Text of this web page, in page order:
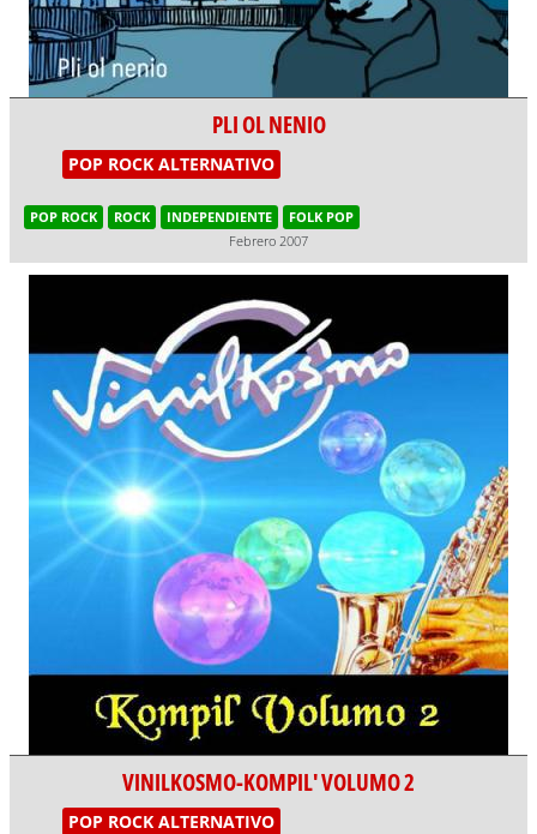
PLI OL NENIO
POP ROCK ALTERNATIVO
POP ROCK ROCK INDEPENDIENTE
FOLK POP
Febrero 2007
VINILKOSMO-KOMPIL' VOLUMO 2
POP ROCK ALTERNATIVO